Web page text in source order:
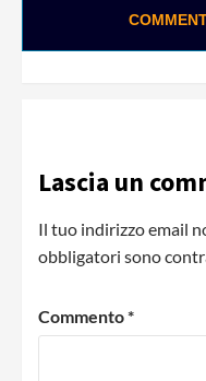
Lascia un
Il tuo indirizzo email
obbligatori sono
Commento*